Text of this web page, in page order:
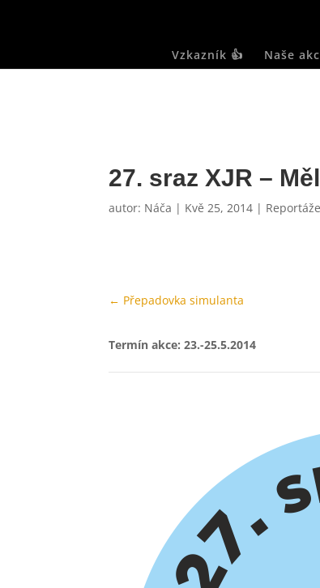
Vzkazník 👍 Naše
27. sraz XJR –
autor: Náča | Kvě 25, 2014 |
← Přepadovka simulanta
Termín akce: 23.-25.5.2014